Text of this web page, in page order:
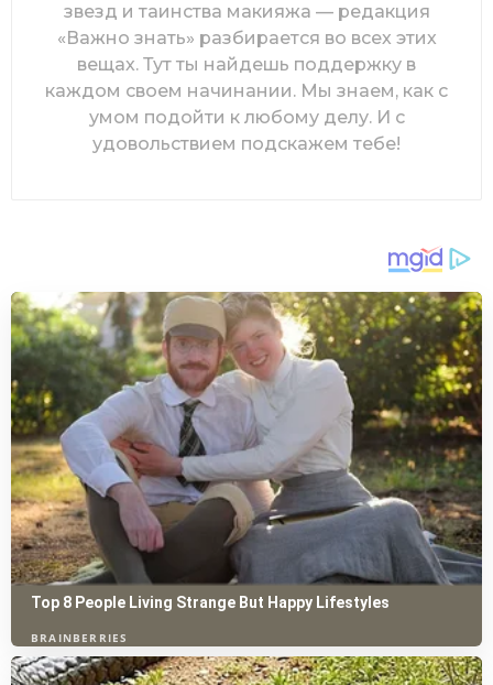
звезд и таинства макияжа — редакция
«Важно знать» разбирается во всех этих
вещах. Тут ты найдешь поддержку в
каждом своем начинании. Мы знаем, как с
умом подойти к любому делу. И с
удовольствием подскажем тебе!